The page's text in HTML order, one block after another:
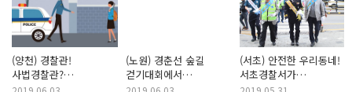
(양천) 경찰관!
사법경찰관?
특별사법경찰관?
(노원) 경춘선 숲길
걷기대회에서
자전거순찰을!
(서초) 안전한 우리동네!
서초경찰서가
함께합니다.